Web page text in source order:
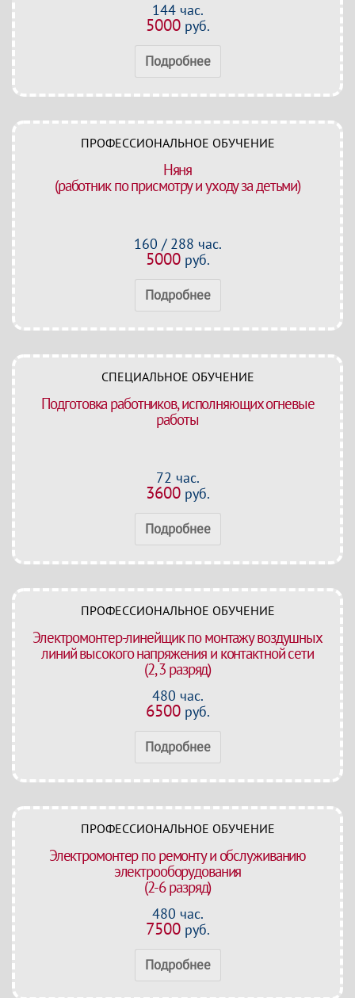
144 час.
5000руб.
Подробнее
ПРОФЕССИОНАЛЬНОЕ ОБУЧЕНИЕ
Няня
(работник по присмотру и уходу за детьми)
160 / 288 час.
5000руб.
Подробнее
СПЕЦИАЛЬНОЕ ОБУЧЕНИЕ
Подготовка работников, исполняющих огневые
работы
72 час.
3600руб.
Подробнее
ПРОФЕССИОНАЛЬНОЕ ОБУЧЕНИЕ
Электромонтер-линейщик по монтажу воздушных
линий высокого напряжения и контактной сети
(2, 3 разряд)
480 час.
6500руб.
Подробнее
ПРОФЕССИОНАЛЬНОЕ ОБУЧЕНИЕ
Электромонтер по ремонту и обслуживанию
электрооборудования
(2-6 разряд)
480 час.
7500руб.
Подробнее